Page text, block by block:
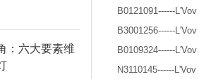
：六大要素维
B0121091------
B3001256------
B0109324------
N3110145------